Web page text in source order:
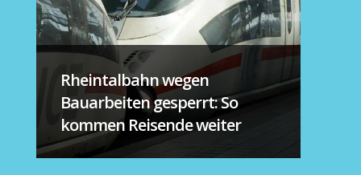
Rheintalbahn wegen
Bauarbeiten gesperrt: So
kommen Reisende weiter